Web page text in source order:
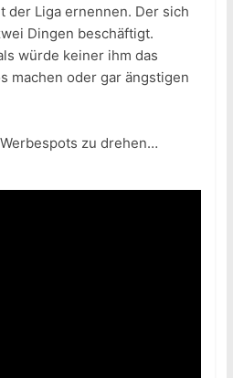
der Liga ernennen. Der sich
Dingen beschäftigt.
würde keiner ihm das
machen oder gar ängstigen
zu drehen…